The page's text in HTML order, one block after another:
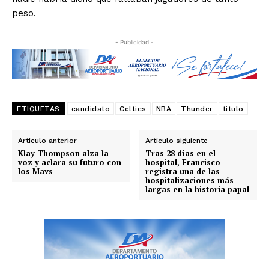
peso.
- Publicidad -
ETIQUETAS candidato Celtics NBA Thunder titulo
Artículo anterior
Klay Thompson alza la
voz y aclara su futuro con
los Mavs
Artículo siguiente
Tras 28 días en el
hospital, Francisco
registra una de las
hospitalizaciones más
largas en la historia papal